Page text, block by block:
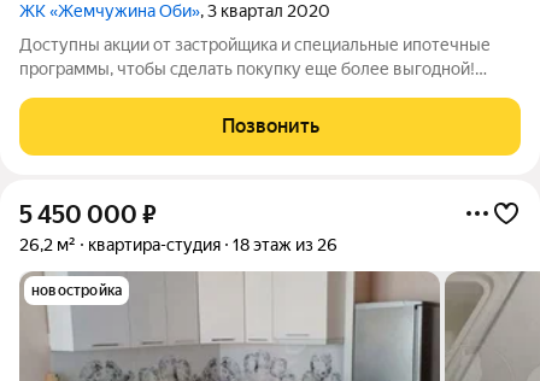
ЖК «Жемчужина Оби», 3 квартал 2020
Доступны акции от застройщика и специальные ипотечные
программы, чтобы сделать покупку еще более выгодной!
Звоните, чтобы узнать размер вашей скидки! Сибпромстрой -
30 лет на рынке! Готовое жилье.
Позвонить
5 450 000 ₽
26,2 м² квартира-студия 18 этаж из 26
новостройка